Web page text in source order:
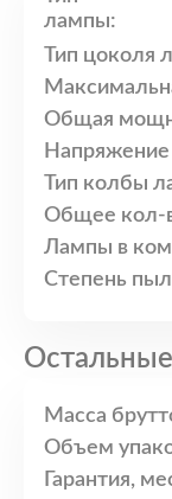
лампы:
Тип цоколя
Общая
Тип колбы
Общее кол-
Лампы в
Степень
Масса
Объем
Гарантия,